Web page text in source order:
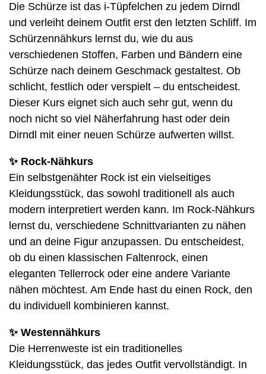
Die Schürze ist das i-Tüpfelchen zu jedem Dirndl
und verleiht deinem Outfit erst den letzten Schliff. Im
Schürzennähkurs lernst du, wie du aus
verschiedenen Stoffen, Farben und Bändern eine
Schürze nach deinem Geschmack gestaltest. Ob
schlicht, festlich oder verspielt – du entscheidest.
Dieser Kurs eignet sich auch sehr gut, wenn du
noch nicht so viel Näherfahrung hast oder dein
Dirndl mit einer neuen Schürze aufwerten willst.
✨ Rock-Nähkurs
Ein selbstgenähter Rock ist ein vielseitiges
Kleidungsstück, das sowohl traditionell als auch
modern interpretiert werden kann. Im Rock-Nähkurs
lernst du, verschiedene Schnittvarianten zu nähen
und an deine Figur anzupassen. Du entscheidest,
ob du einen klassischen Faltenrock, einen
eleganten Tellerrock oder eine andere Variante
nähen möchtest. Am Ende hast du einen Rock, den
du individuell kombinieren kannst.
✨ Westennähkurs
Die Herrenweste ist ein traditionelles
Kleidungsstück, das jedes Outfit vervollständigt. In